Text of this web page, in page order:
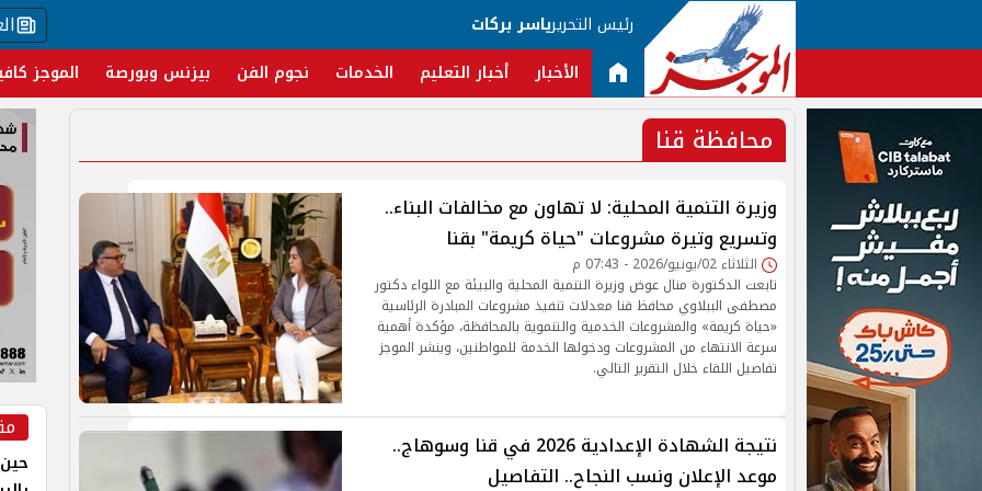
رئيس التحريرياسر بركات
الأخبار أخبار التعليم الخدمات نجوم الفن بيزنس وبورصة الموجز
محافظة قنا
وزيرة التنمية المحلية: لا تهاون مع مخالفات البناء..
وتسريع وتيرة مشروعات "حياة كريمة" بقنا
الثلاثاء 02/يونيو/2026 - 07:43 م
تابعت الدكتورة منال عوض وزيرة التنمية المحلية والبيئة مع اللواء دكتور
مصطفى الببلاوي محافظ قنا معدلات تنفيذ مشروعات المبادرة الرئاسية
«حياة كريمة» والمشروعات الخدمية والتنموية بالمحافظة، مؤكدة أهمية
سرعة الانتهاء من المشروعات ودخولها الخدمة للمواطنين، وينشر الموجز
تفاصيل اللقاء خلال التقرير التالي.
نتيجة الشهادة الإعدادية 2026 في قنا وسوهاج..
موعد الإعلان ونسب النجاح.. التفاصيل